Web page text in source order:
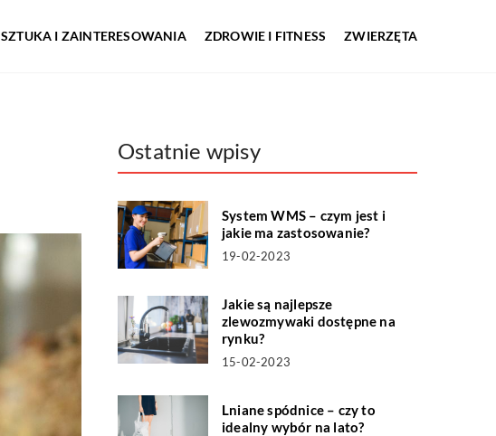
SZTUKA I ZAINTERESOWANIA ZDROWIE I FITNESS ZWIERZĘTA
Ostatnie wpisy
System WMS – czym jest i
jakie ma zastosowanie?
19-02-2023
Jakie są najlepsze
zlewozmywaki dostępne na
rynku?
15-02-2023
Lniane spódnice – czy to
idealny wybór na lato?